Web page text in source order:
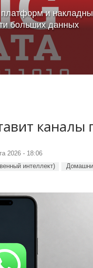
и
больших данных
2026 - 18:06
интеллект)